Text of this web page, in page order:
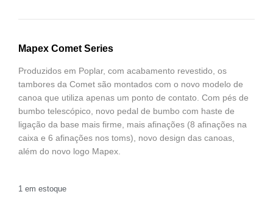
Mapex Comet Series
Produzidos em Poplar, com acabamento revestido, os
tambores da Comet são montados com o novo modelo de
canoa que utiliza apenas um ponto de contato. Com pés de
bumbo telescópico, novo pedal de bumbo com haste de
ligação da base mais firme, mais afinações (8 afinações na
caixa e 6 afinações nos toms), novo design das canoas,
além do novo logo Mapex.
1 em estoque